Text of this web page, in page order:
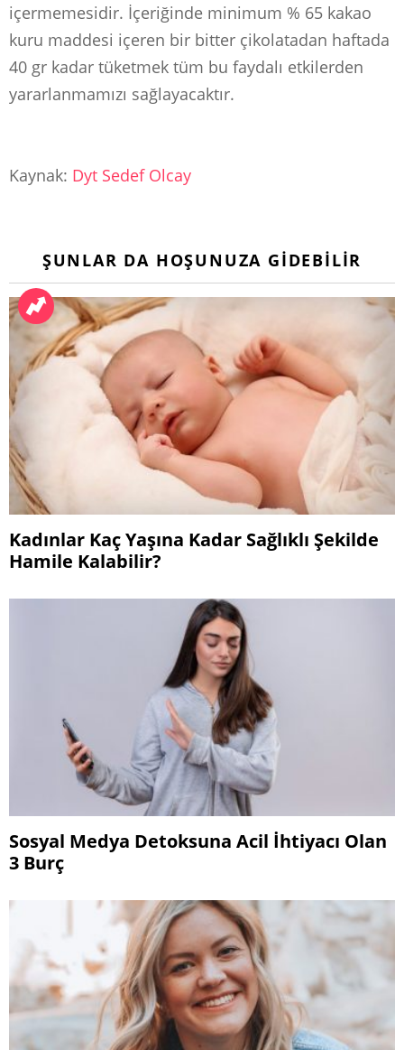
içermemesidir. İçeriğinde minimum % 65 kakao
kuru maddesi içeren bir bitter çikolatadan haftada
40 gr kadar tüketmek tüm bu faydalı etkilerden
yararlanmamızı sağlayacaktır.
Kaynak: Dyt Sedef Olcay
ŞUNLAR DA HOŞUNUZA GIDEBILIR
Kadınlar Kaç Yaşına Kadar Sağlıklı Şekilde
Hamile Kalabilir?
Sosyal Medya Detoksuna Acil İhtiyacı Olan
3 Burç